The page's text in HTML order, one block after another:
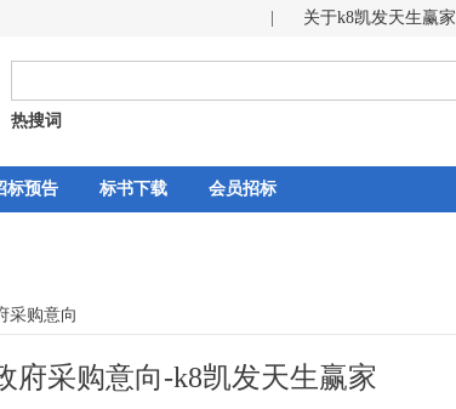
关于k8凯发天生赢家
热搜词
标预告 标书下载 会员招标
采购意向
府采购意向-k8凯发天生赢家